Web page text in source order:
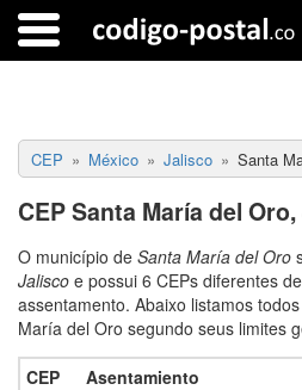
CEP México Jalisco Santa
CEP Santa María del
O município de Santa María del Oro
Jalisco e possui 6 CEPs diferentes
assentamento. Abaixo listamos
María del Oro segundo seus limites
CEP Asentamiento